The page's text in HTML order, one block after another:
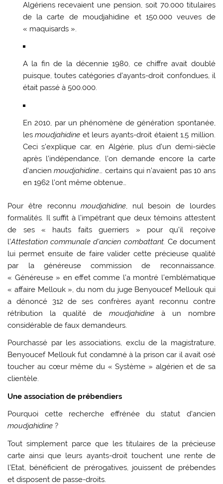
Algériens recevaient une pension, soit 70.000 titulaires
de la carte de moudjahidine et 150.000 veuves de
« maquisards ».
A la fin de la décennie 1980, ce chiffre avait doublé
puisque, toutes catégories d’ayants-droit confondues, il
était passé à 500.000.
En 2010, par un phénomène de génération spontanée,
lesmoudjahidine et leurs ayants-droit étaient 1,5 million.
Ceci s’explique car, en Algérie, plus d’un demi-siècle
après l’indépendance, l’on demande encore la carte
d’ancienmoudjahidine… certains qui n’avaient pas 10 ans
en 1962 l’ont même obtenue…
Pour être reconnumoudjahidine, nul besoin de lourdes
formalités. Il suffit à l’impétrant que deux témoins attestent
de ses « hauts faits guerriers » pour qu’il reçoive
l’Attestation communale d’ancien combattant. Ce document
lui permet ensuite de faire valider cette précieuse qualité
par la généreuse commission de reconnaissance.
« Généreuse » en effet comme l’a montré l’emblématique
« affaire Mellouk », du nom du juge Benyoucef Mellouk qui
a dénoncé 312 de ses confrères ayant reconnu contre
rétribution la qualité de moudjahidineà un nombre
considérable de faux demandeurs.
Pourchassé par les associations, exclu de la magistrature,
Benyoucef Mellouk fut condamné à la prison car il avait osé
toucher au cœur même du « Système » algérien et de sa
clientèle.
Une association de prébendiers
Pourquoi cette recherche effrénée du statut d’ancien
moudjahidine ?
Tout simplement parce que les titulaires de la précieuse
carte ainsi que leurs ayants-droit touchent une rente de
l’Etat, bénéficient de prérogatives, jouissent de prébendes
et disposent de passe-droits.